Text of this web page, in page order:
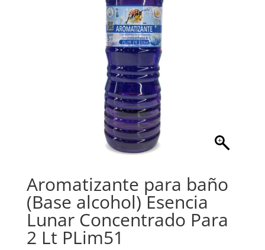
Aromatizante para baño
(Base alcohol) Esencia
Lunar Concentrado Para
2 Lt PLim51